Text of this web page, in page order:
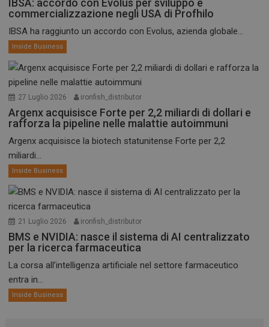
IBSA: accordo con Evolus per sviluppo e
commercializzazione negli USA di Profhilo
IBSA ha raggiunto un accordo con Evolus, azienda globale...
Inside Business
27 Luglio 2026 ironfish_distributor
Argenx acquisisce Forte per 2,2 miliardi di dollari e
rafforza la pipeline nelle malattie autoimmuni
Argenx acquisisce la biotech statunitense Forte per 2,2
miliardi...
Inside Business
21 Luglio 2026 ironfish_distributor
BMS e NVIDIA: nasce il sistema di AI centralizzato
per la ricerca farmaceutica
La corsa all’intelligenza artificiale nel settore farmaceutico
entra in...
Inside Business